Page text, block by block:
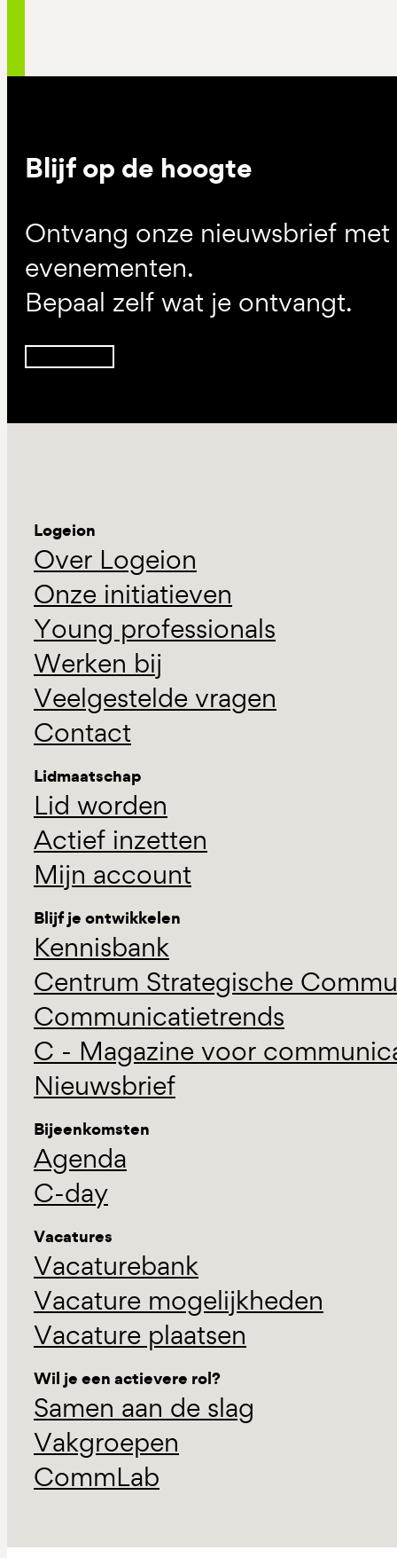
Blijf op de hoogte
Ontvang onze nieuwsbrief
evenementen.
Bepaal zelf wat je ontvangt.
Logeion
Over Logeion
Onze initiatieven
Young professionals
Werken bij
Veelgestelde vragen
Contact
Lidmaatschap
Lid worden
Actief inzetten
Mijn account
Blijf je ontwikkelen
Kennisbank
Centrum Strategische
Communicatietrends
C - Magazine voor
Nieuwsbrief
Bijeenkomsten
Agenda
C-day
Vacatures
Vacaturebank
Vacature mogelijkheden
Vacature plaatsen
Wil je een actievere rol?
Samen aan de slag
Vakgroepen
CommLab